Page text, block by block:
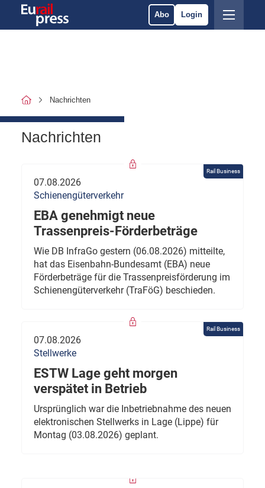
Abo Login
Nachrichten
Nachrichten
Rail Business
07.08.2026
Schienengüterverkehr
EBA genehmigt neue
Trassenpreis-Förderbeträge
Wie DB InfraGo gestern (06.08.2026) mitteilte,
hat das Eisenbahn-Bundesamt (EBA) neue
Förderbeträge für die Trassenpreisförderung im
Schienengüterverkehr (TraFöG) beschieden.
Rail Business
07.08.2026
Stellwerke
ESTW Lage geht morgen
verspätet in Betrieb
Ursprünglich war die Inbetriebnahme des neuen
elektronischen Stellwerks in Lage (Lippe) für
Montag (03.08.2026) geplant.